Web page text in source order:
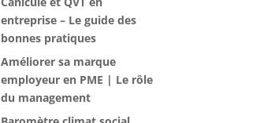
entreprise – Le guide des
bonnes pratiques
Améliorer sa marque
employeur en PME | Le rôle
du management